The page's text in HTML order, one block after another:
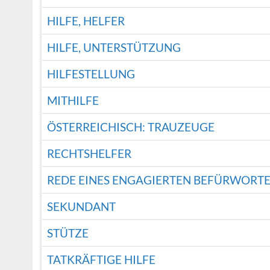
HILFE, HELFER
HILFE, UNTERSTÜTZUNG
HILFESTELLUNG
MITHILFE
ÖSTERREICHISCH: TRAUZEUGE
RECHTSHELFER
REDE EINES ENGAGIERTEN
SEKUNDANT
STÜTZE
TATKRÄFTIGE HILFE